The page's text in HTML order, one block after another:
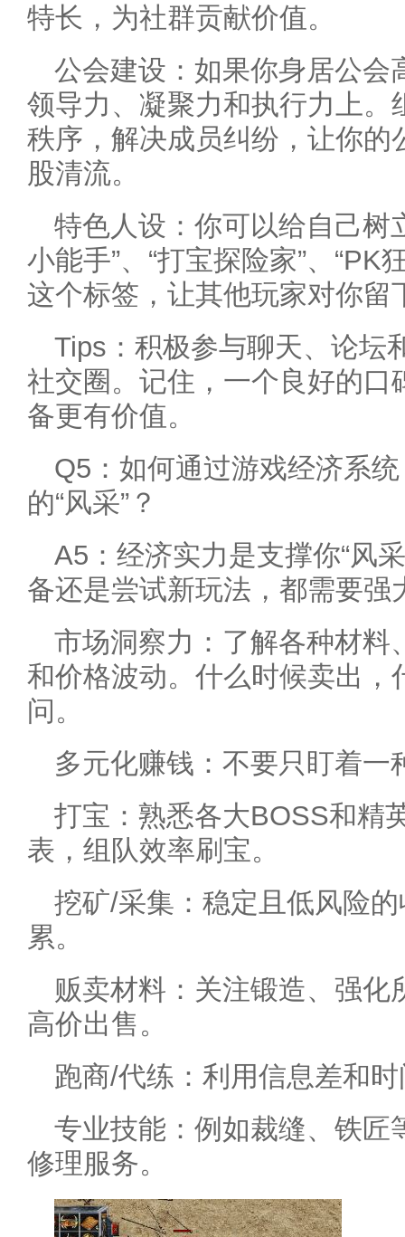
特长，为社群贡献价值。
公会建设：如果你身居公会
领导力、凝聚力和执行力上。
秩序，解决成员纠纷，让你的
股清流。
特色人设：你可以给自己树
小能手”、“打宝探险家”、“PK
这个标签，让其他玩家对你留
Tips：积极参与聊天、论坛
社交圈。记住，一个良好的口
备更有价值。
Q5：如何通过游戏经济系
的“风采”？
A5：经济实力是支撑你“风
备还是尝试新玩法，都需要强
市场洞察力：了解各种材料
和价格波动。什么时候卖出，
问。
多元化赚钱：不要只盯着一
打宝：熟悉各大BOSS和精
表，组队效率刷宝。
挖矿/采集：稳定且低风险
累。
贩卖材料：关注锻造、强化
高价出售。
跑商/代练：利用信息差和
专业技能：例如裁缝、铁匠
修理服务。